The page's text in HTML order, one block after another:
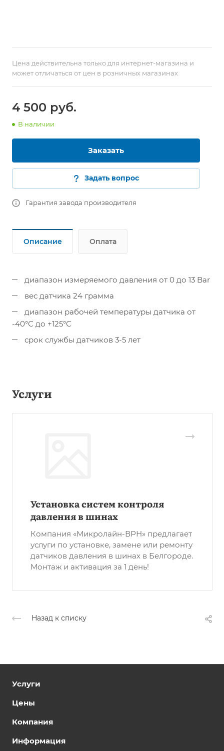
Цена действительна только для интернет-магазина и
может отличаться от цен в розничных магазинах
4 500 руб.
В наличии
Заказать
Задать вопрос
Гарантия завода производителя
Описание Оплата
диапазон измеряемого давления от 0 до 13 Bar
вес датчика 24 грамма
диапазон рабочей температуры датчика от
-40°С до +125°С
срок службы датчиков 3-5 лет
Услуги
Установка систем контроля
давления в шинах
Компания «Микролайн-ВРН» предлагает
услуги по установке, замене или ремонту
датчиков давления в шинах в Белгороде.
Монтаж и активация за 1 день!
Назад к списку
Услуги
Цены
Компания
Информация